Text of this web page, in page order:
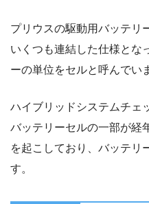
プリウスの駆動用バッテリ
いくつも連結した仕様とな
ーの単位をセルと呼んでい
ハイブリッドシステムチェ
バッテリーセルの一部が経
を起こしており、バッテリ
す。